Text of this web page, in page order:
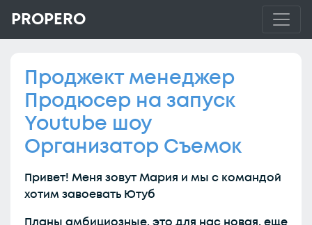
PROPERO
Проджект менеджер
Продюсер на запуск
Youtube шоу
Организатор Съемок
Привет! Меня зовут Мария и мы с командой
хотим завоевать Ютуб